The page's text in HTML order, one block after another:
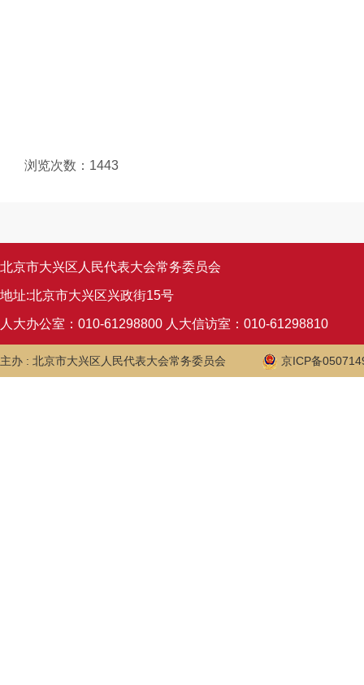
浏览次数： 1443
北京市大兴区人民代表大会常务委员会
地址:北京市大兴区兴政街15号
人大办公室：010-61298800 人大信访室：010-61298810
主办 : 北京市大兴区人民代表大会常务委员会 京ICP备